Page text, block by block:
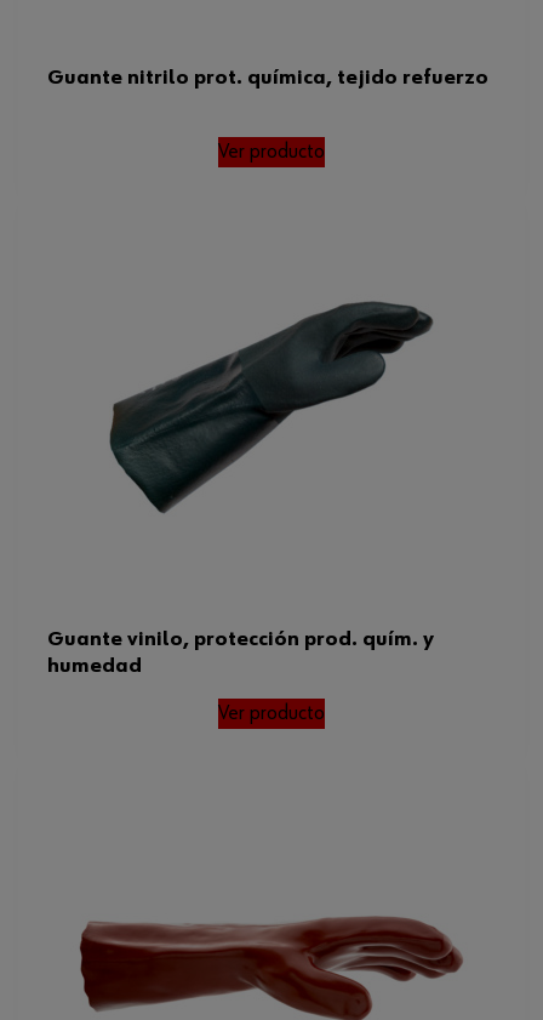
Guante nitrilo prot. química, tejido refuerzo
Ver producto
Guante vinilo, protección prod. quím. y
humedad
Ver producto